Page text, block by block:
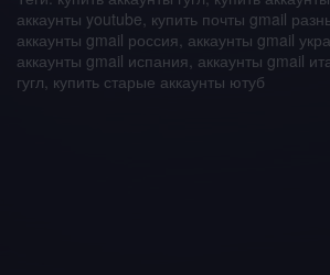
аккаунты youtube, купить почты gmail
аккаунты gmail россия, аккаунты gmail
аккаунты gmail испания, аккаунты gmail
гугл, купить старые аккаунты ютуб